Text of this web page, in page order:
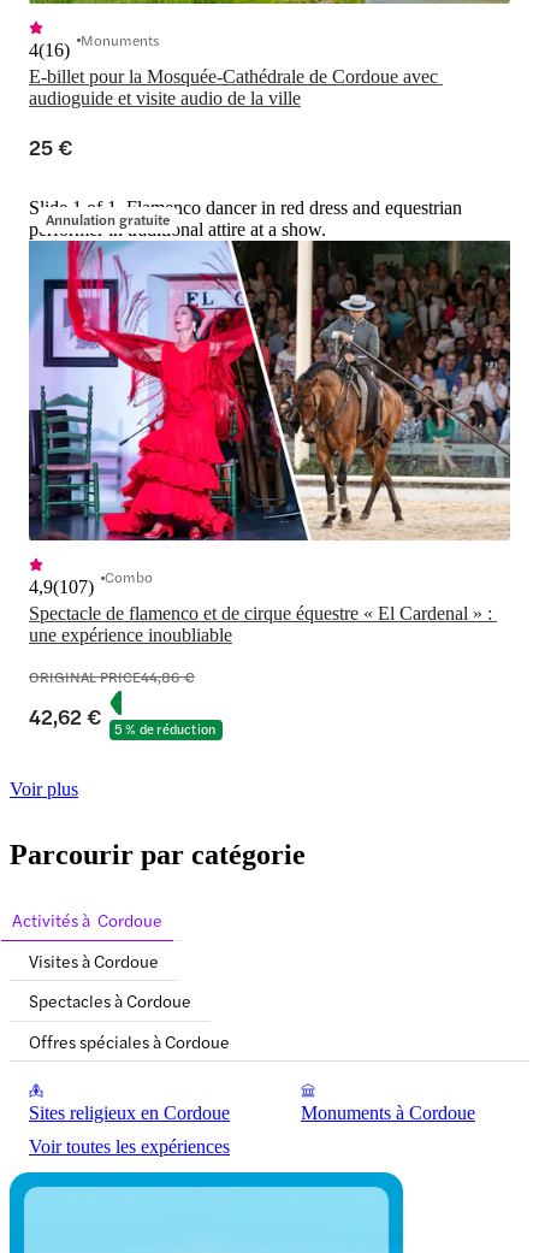
E-billet pour la Mosquée-Cathédrale de Cordoue avec
audioguide et visite audio de la ville
4(16) Monuments
25 €
Annulation gratuite
Slide 1 of 1, Flamenco dancer in red dress and equestrian
performer in traditional attire at a show.
Spectacle de flamenco et de cirque équestre « El Cardenal » :
une expérience inoubliable
4,9(107) Combo
ORIGINAL PRICE44,86 €
42,62 € 5 % de réduction
Voir plus
Parcourir par catégorie
Activités à Cordoue
Visites à Cordoue
Spectacles à Cordoue
Offres spéciales à Cordoue
Sites religieux en Cordoue
Monuments à Cordoue
Voir toutes les expériences